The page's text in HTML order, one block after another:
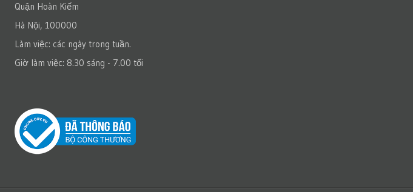
Quận Hoàn Kiếm
Hà Nội, 100000
Làm việc: các ngày trong tuần.
Giờ làm việc: 8.30 sáng - 7.00 tối